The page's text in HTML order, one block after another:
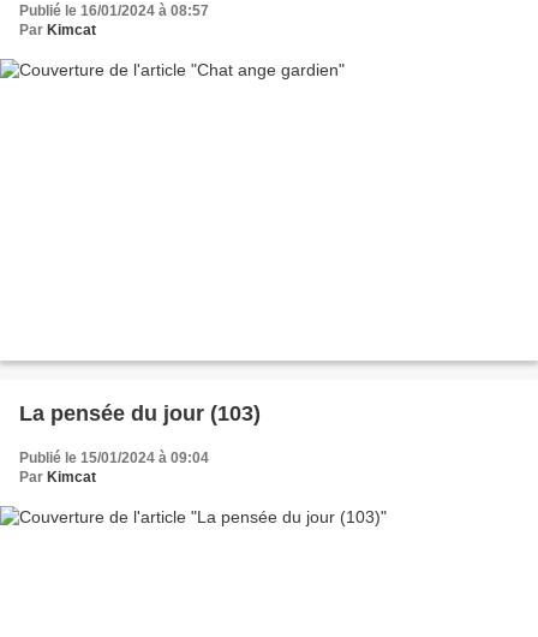
Publié le 16/01/2024 à 08:57
Par Kimcat
La pensée du jour (103)
Publié le 15/01/2024 à 09:04
Par Kimcat